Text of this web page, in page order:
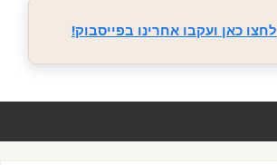
לחצו כאן ועקבו אחרינו בפייסבוק!